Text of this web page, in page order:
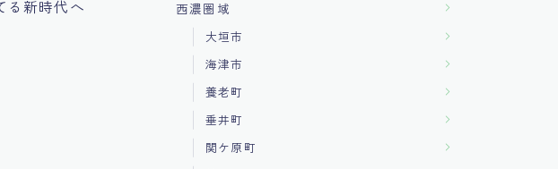
る新時代へ 西濃圏域
大垣市
海津市
養老町
垂井町
関ケ原町